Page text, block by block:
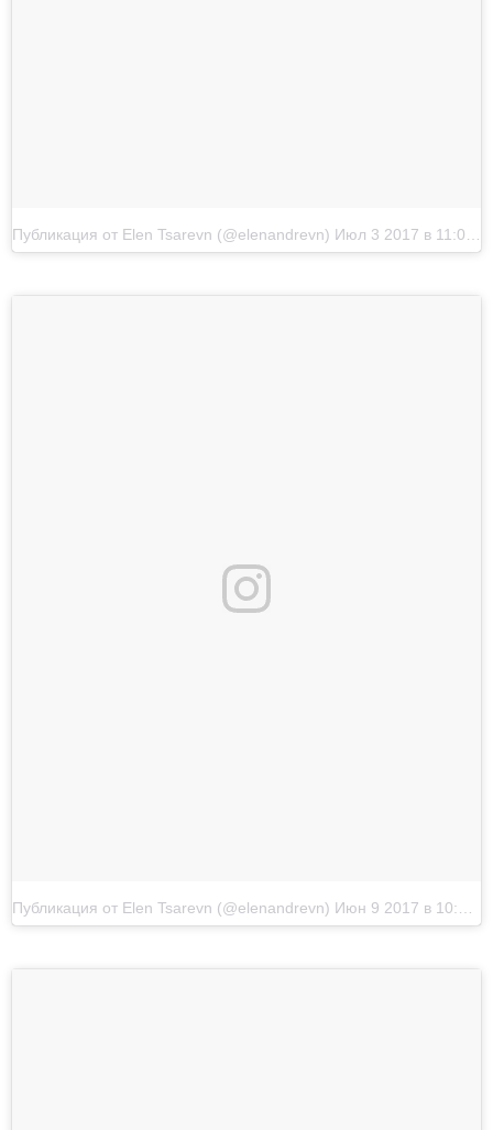
Публикация от Elen Tsarevn (@elenandrevn) Июл 3 2017 в 11:08 PDT
Публикация от Elen Tsarevn (@elenandrevn) Июн 9 2017 в 10:27 PDT